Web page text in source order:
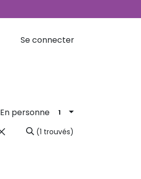
Se connecter
En personne 1
(1 trouvés)